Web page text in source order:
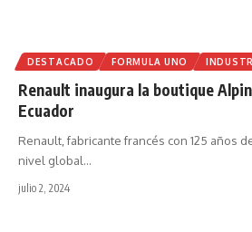
DESTACADO FORMULA UNO
Renault inaugura la boutique
Ecuador
Renault, fabricante francés con 125 años
nivel global…
julio 2, 2024